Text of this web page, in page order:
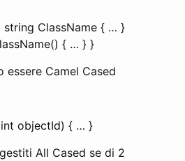
string ClassName { … }
{ … } }
essere Camel Cased
objectId) { … }
All Cased se di 2